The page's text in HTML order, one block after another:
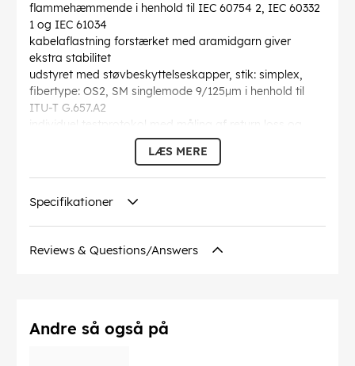
flammehæmmende i henhold til IEC 60754 2, IEC 60332
1 og IEC 61034
kabelaflastning forstærket med aramidgarn giver
ekstra stabilitet
udstyret med støvbeskyttelseskapper, stik: simplex,
fibertype: OS2, SM singlemode 9/125µm i henhold til
ITU-T G.657.A2
individuel testprotokol med måling af return loss og
: 30 mm
Specifikation: Singlemode (OS2) White
Optisk fiber kernediameter
Optisk fiber diameter af kappe: 125 µ
Forbindelser: Ceramic Ferrule
chemical substance: Pb
Kink beskyttelse: ja
LÆS MERE
Specifikationer
Reviews & Questions/Answers
Andre så også på